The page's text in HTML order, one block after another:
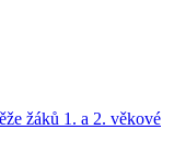
žáků 1. a 2. věkové